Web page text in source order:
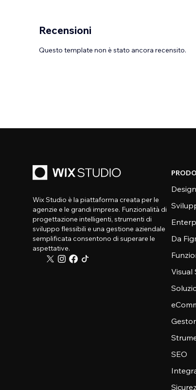
Recensioni
Questo template non è stato ancora recensito.
Wix Studio è la piattaforma creata per le
agenzie e le grandi imprese. Funzionalità di
progettazione intelligenti, strumenti di
sviluppo flessibili e una gestione aziendale
semplificata consentono di superare le
aspettative.
Design
Da
Visual
SEO